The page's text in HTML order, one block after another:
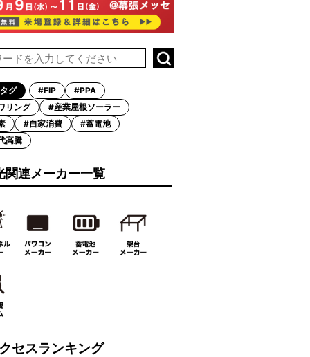
グ #FIP
#PPA
リング
#産業屋根ソーラー
#自家消費
#蓄電池
高騰
関連メーカー一覧
セスランキング